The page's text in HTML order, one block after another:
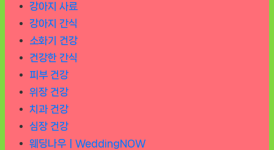
강아지 사료
강아지 간식
소화기 건강
건강한 간식
피부 건강
위장 건강
치과 건강
심장 건강
웨딩나우ㅣWeddingNOW